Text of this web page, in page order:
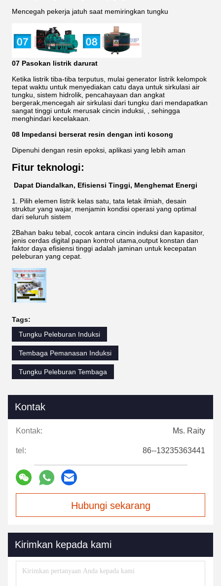
Mencegah pekerja jatuh saat memiringkan tungku
07 Pasokan listrik darurat
Ketika listrik tiba-tiba terputus, mulai generator listrik kelompok
tepat waktu untuk menyediakan catu daya untuk sirkulasi air
tungku, sistem hidrolik, pencahayaan dan angkat
bergerak,mencegah air sirkulasi dari tungku dari mendapatkan
sangat tinggi untuk merusak cincin induksi, , sehingga
menghindari kecelakaan.
08 Impedansi berserat resin dengan inti kosong
Dipenuhi dengan resin epoksi, aplikasi yang lebih aman
Fitur teknologi:
Dapat Diandalkan, Efisiensi Tinggi, Menghemat Energi
1. Pilih elemen listrik kelas satu, tata letak ilmiah, desain
struktur yang wajar, menjamin kondisi operasi yang optimal
dari seluruh sistem
2Bahan baku tebal, cocok antara cincin induksi dan kapasitor,
jenis cerdas digital papan kontrol utama,output konstan dan
faktor daya efisiensi tinggi adalah jaminan untuk kecepatan
peleburan yang cepat.
Tags:
Tungku Peleburan Induksi
Tembaga Pemanasan Induksi
Tungku Peleburan Tembaga
Kontak
Kontak: Ms. Raity
tel: 86--13235363441
Hubungi sekarang
Kirimkan kepada kami